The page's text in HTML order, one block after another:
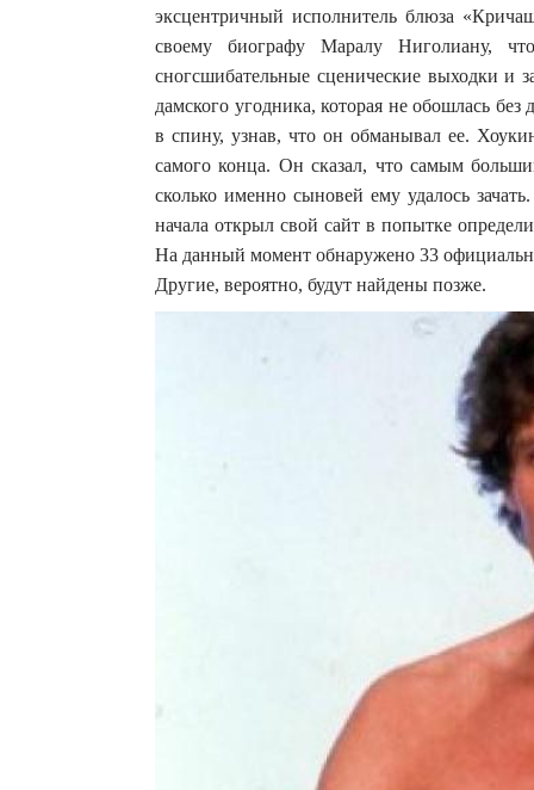
эксцентричный исполнитель блюза
своему биографу Маралу Ниголиану,
сногсшибательные сценические выходки и
дамского угодника, которая не обошлась
в спину, узнав, что он обманывал ее.
самого конца. Он сказал, что самым
сколько именно сыновей ему удалось
начала открыл свой сайт в попытке
На данный момент обнаружено 33
Другие, вероятно, будут найдены позже.